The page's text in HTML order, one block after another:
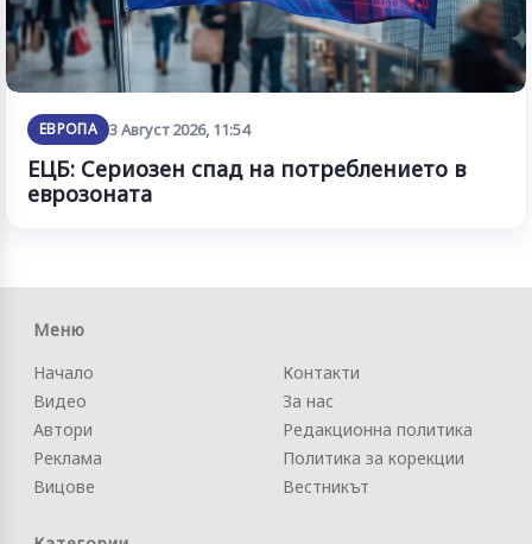
ЕВРОПА 3 Август 2026, 11:54
ЕЦБ: Сериозен спад на потреблението в
еврозоната
Меню
Начало
Видео
Автори
Реклама
Вицове
Контакти
За нас
Редакционна политика
Политика за корекции
Вестникът